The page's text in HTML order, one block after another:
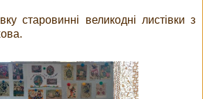
старовинні великодні листівки з